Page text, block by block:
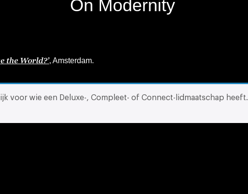
On Modernity
the World?’, Amsterdam.
voor wie een Deluxe-, Compleet- of Connect-lidmaatschap heeft.